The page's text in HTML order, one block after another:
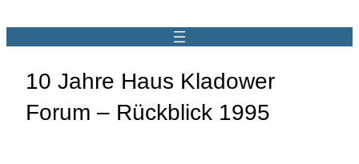
10 Jahre Haus Kladower
Forum – Rückblick 1995